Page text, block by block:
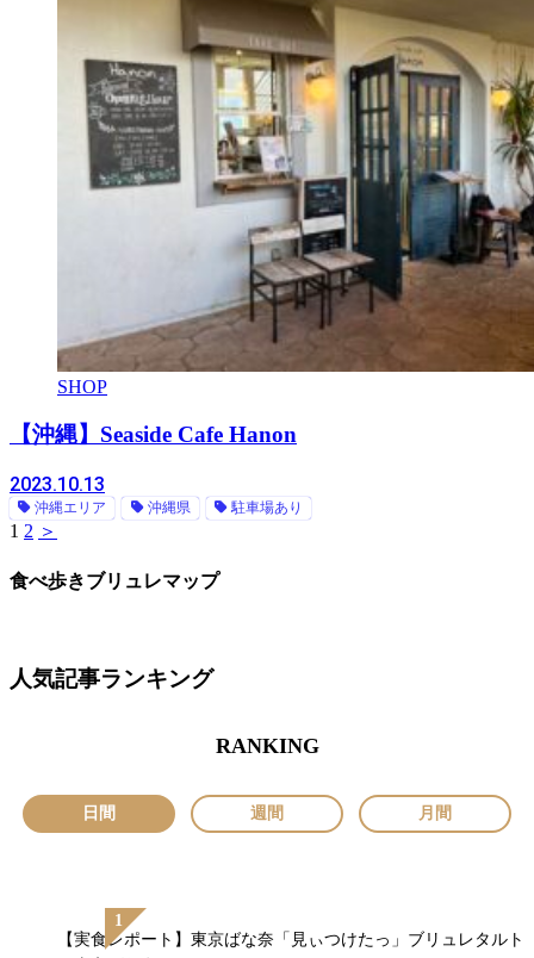
SHOP
【沖縄】Seaside Cafe Hanon
2023.10.13
沖縄エリア 沖縄県 駐車場あり
1 2 ＞
食べ歩きブリュレマップ
人気記事ランキング
RANKING
日間 週間 月間
【実食レポート】東京ばな奈「見ぃつけたっ」ブリュレタルト